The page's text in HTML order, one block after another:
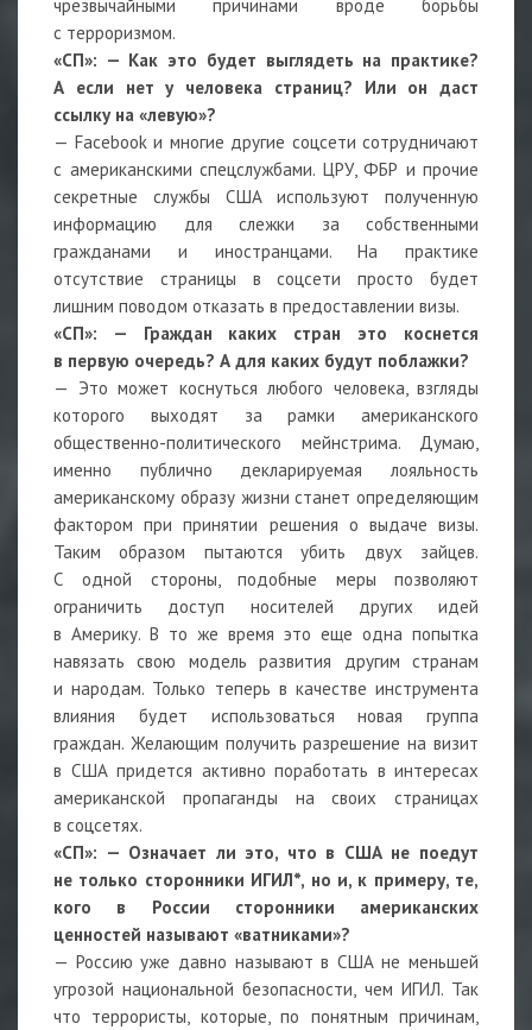
чрезвычайными причинами вроде борьбы
с терроризмом.
«СП»: — Как это будет выглядеть на практике?
А если нет у человека страниц? Или он даст
ссылку на «левую»?
— Facebook и многие другие соцсети сотрудничают
с американскими спецслужбами. ЦРУ, ФБР и прочие
секретные службы США используют полученную
информацию для слежки за собственными
гражданами и иностранцами. На практике
отсутствие страницы в соцсети просто будет
лишним поводом отказать в предоставлении визы.
«СП»: — Граждан каких стран это коснется
в первую очередь? А для каких будут поблажки?
— Это может коснуться любого человека, взгляды
которого выходят за рамки американского
общественно-политического мейнстрима. Думаю,
именно публично декларируемая лояльность
американскому образу жизни станет определяющим
фактором при принятии решения о выдаче визы.
Таким образом пытаются убить двух зайцев.
С одной стороны, подобные меры позволяют
ограничить доступ носителей других идей
в Америку. В то же время это еще одна попытка
навязать свою модель развития другим странам
и народам. Только теперь в качестве инструмента
влияния будет использоваться новая группа
граждан. Желающим получить разрешение на визит
в США придется активно поработать в интересах
американской пропаганды на своих страницах
в соцсетях.
«СП»: — Означает ли это, что в США не поедут
не только сторонники ИГИЛ*, но и, к примеру, те,
кого в России сторонники американских
ценностей называют «ватниками»?
— Россию уже давно называют в США не меньшей
угрозой национальной безопасности, чем ИГИЛ. Так
что террористы, которые, по понятным причинам,